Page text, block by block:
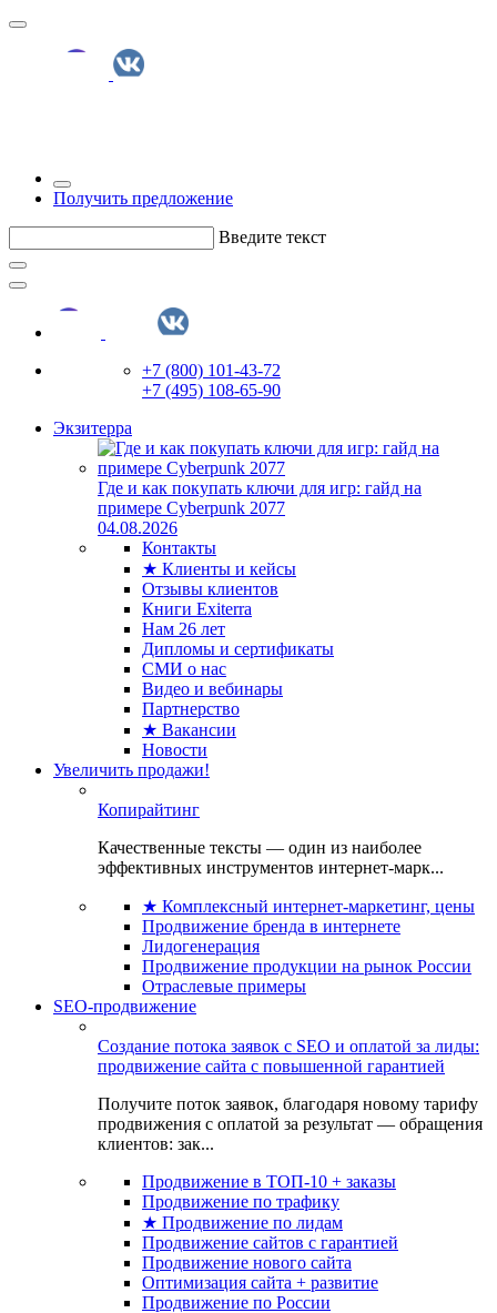
Получить предложение
Введите текст
+7 (800) 101-43-72
+7 (495) 108-65-90
Экзитерра
Где и как покупать ключи для игр: гайд на
примере Cyberpunk 2077
04.08.2026
Контакты
★ Клиенты и кейсы
Отзывы клиентов
Книги Exiterra
Нам 26 лет
Дипломы и сертификаты
СМИ о нас
Видео и вебинары
Партнерство
★ Вакансии
Новости
Увеличить продажи!
Копирайтинг
Качественные тексты — один из наиболее
эффективных инструментов интернет-марк...
★ Комплексный интернет-маркетинг, цены
Продвижение бренда в интернете
Лидогенерация
Продвижение продукции на рынок России
Отраслевые примеры
SEO-продвижение
Создание потока заявок с SEO и оплатой за лиды:
продвижение сайта с повышенной гарантией
Получите поток заявок, благодаря новому тарифу
продвижения с оплатой за результат — обращения
клиентов: зак...
Продвижение в ТОП-10 + заказы
Продвижение по трафику
★ Продвижение по лидам
Продвижение сайтов с гарантией
Продвижение нового сайта
Оптимизация сайта + развитие
Продвижение по России